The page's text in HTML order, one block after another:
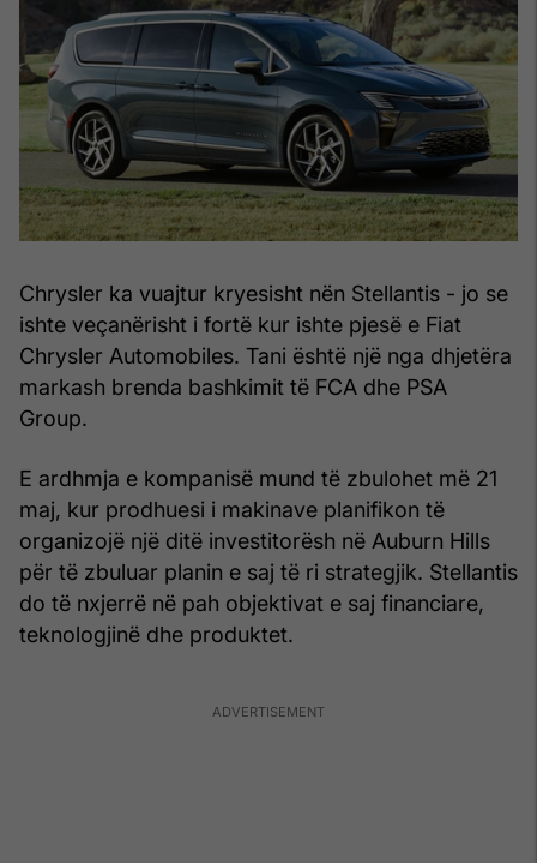
Chrysler ka vuajtur kryesisht nën Stellantis - jo se
ishte veçanërisht i fortë kur ishte pjesë e Fiat
Chrysler Automobiles. Tani është një nga dhjetëra
markash brenda bashkimit të FCA dhe PSA
Group.
E ardhmja e kompanisë mund të zbulohet më 21
maj, kur prodhuesi i makinave planifikon të
organizojë një ditë investitorësh në Auburn Hills
për të zbuluar planin e saj të ri strategjik. Stellantis
do të nxjerrë në pah objektivat e saj financiare,
teknologjinë dhe produktet.